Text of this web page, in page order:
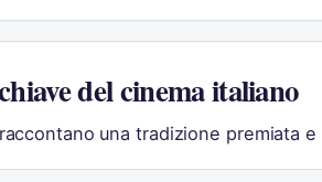
del cinema italiano
una tradizione premiata